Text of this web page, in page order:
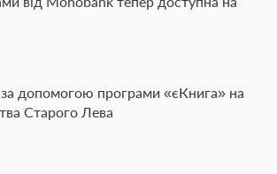
допомогою програми «єКнига» на
Старого Лева